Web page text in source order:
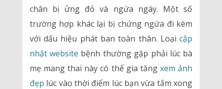
chân bị ửng đỏ và ngứa ngáy. Một số
trường hợp khác lại bị chứng ngứa đi kèm
với dấu hiệu phát ban toàn thân. Loạicập
nhật website bệnh thường gặp phải lúc bà
mẹ mang thai này có thể gia tăngxem ảnh
đẹp lúc vào thời điểm lúc bạn vừa tắm xong